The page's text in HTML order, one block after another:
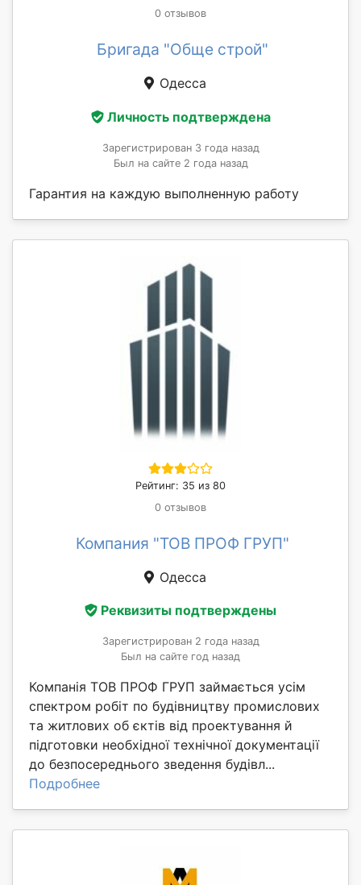
0 отзывов
Бригада "Обще строй"
Одесса
Личность подтверждена
Зарегистрирован 3 года назад
Был на сайте 2 года назад
Гарантия на каждую выполненную работу
Рейтинг: 35 из 80
0 отзывов
Компания "ТОВ ПРОФ ГРУП"
Одесса
Реквизиты подтверждены
Зарегистрирован 2 года назад
Был на сайте год назад
Компанія ТОВ ПРОФ ГРУП займається усім
спектром робіт по будівництву промислових
та житлових об єктів від проектування й
підготовки необхідної технічної документації
до безпосереднього зведення будівл...
Подробнее